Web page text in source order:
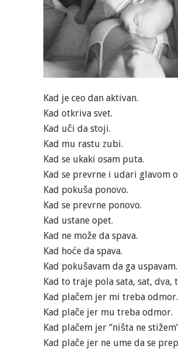
Kad je ceo dan aktivan.
Kad otkriva svet.
Kad uči da stoji.
Kad mu rastu zubi.
Kad se ukaki osam puta.
Kad se prevrne i udari glavom
Kad pokuša ponovo.
Kad se prevrne ponovo.
Kad ustane opet.
Kad ne može da spava.
Kad hoće da spava.
Kad pokušavam da ga uspavam.
Kad to traje pola sata, sat,
Kad plačem jer mi treba odmor.
Kad plače jer mu treba odmor.
Kad plačem jer “ništa ne
Kad plače jer ne ume da se